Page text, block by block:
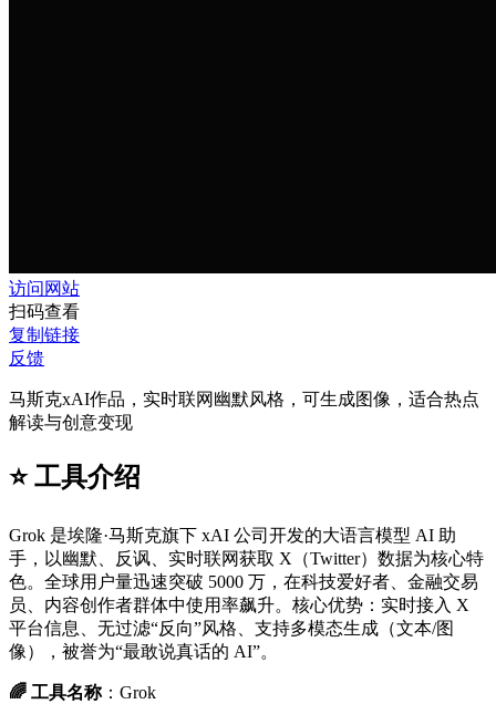
访问网站
扫码查看
复制链接
反馈
马斯克xAI作品，实时联网幽默风格，可生成图像，适合热点
解读与创意变现
⭐️ 工具介绍
Grok 是埃隆·马斯克旗下 xAI 公司开发的大语言模型 AI 助
手，以幽默、反讽、实时联网获取 X（Twitter）数据为核心特
色。全球用户量迅速突破 5000 万，在科技爱好者、金融交易
员、内容创作者群体中使用率飙升。核心优势：实时接入 X
平台信息、无过滤“反向”风格、支持多模态生成（文本/图
像），被誉为“最敢说真话的 AI”。
🌈 工具名称：Grok